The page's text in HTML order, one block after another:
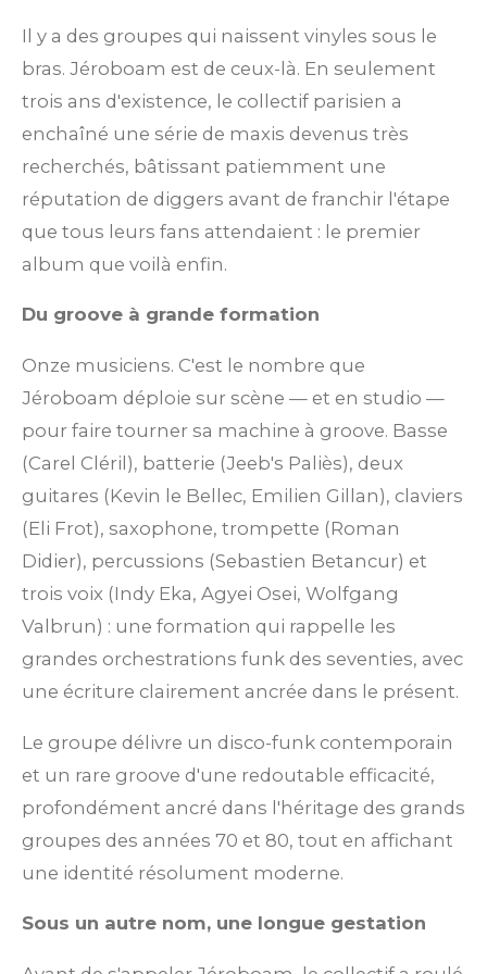
t
i
o
n
:
5
é
t
o
l
e
s
l
e
l
e
s
l
e
s
l
e
s
l
e
s
é
v
l
u
t
i
n
Il y a des groupes qui naissent vinyles sous le
bras. Jéroboam est de ceux-là. En seulement
trois ans d'existence, le collectif parisien a
enchaîné une série de maxis devenus très
recherchés, bâtissant patiemment une
réputation de diggers avant de franchir l'étape
que tous leurs fans attendaient : le premier
album que voilà enfin.
Du groove à grande formation
Onze musiciens. C'est le nombre que
Jéroboam déploie sur scène — et en studio —
pour faire tourner sa machine à groove. Basse
(Carel Cléril), batterie (Jeeb's Paliès), deux
guitares (Kevin le Bellec, Emilien Gillan), claviers
(Eli Frot), saxophone, trompette (Roman
Didier), percussions (Sebastien Betancur) et
trois voix (Indy Eka, Agyei Osei, Wolfgang
Valbrun) : une formation qui rappelle les
grandes orchestrations funk des seventies, avec
une écriture clairement ancrée dans le présent.
Le groupe délivre un disco-funk contemporain
et un rare groove d'une redoutable efficacité,
profondément ancré dans l'héritage des grands
groupes des années 70 et 80, tout en affichant
une identité résolument moderne.
Sous un autre nom, une longue gestation